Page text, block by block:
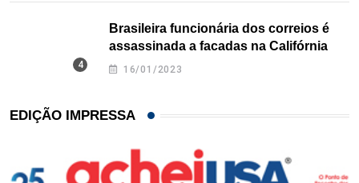
Brasileira funcionária dos correios é
assassinada a facadas na Califórnia
16/01/2023
EDIÇÃO IMPRESSA